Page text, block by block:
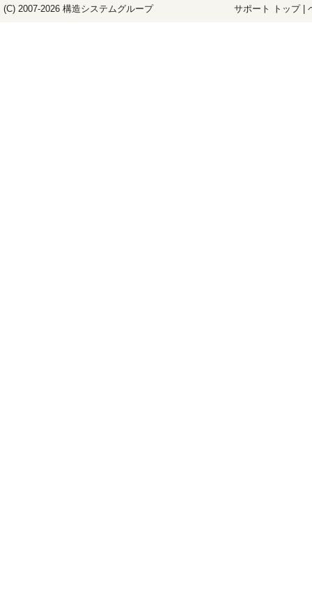
(C) 2007-2026 構造システムグループ サポート トップ|